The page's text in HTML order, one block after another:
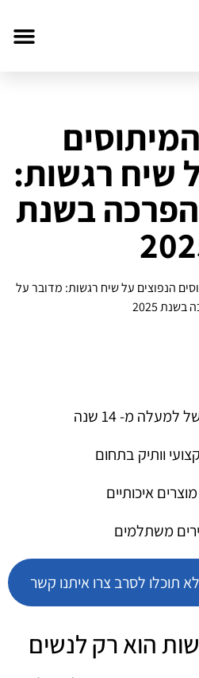
שיח רגשות:
בשנת
הנפוצים על שיח רגשות: מדובר על
2025
למעלה מ- 14 שנה
וותיק בתחום
מוצרים איכותיים
משתלמים
תוכלו לסרב צרו איתנו קשר